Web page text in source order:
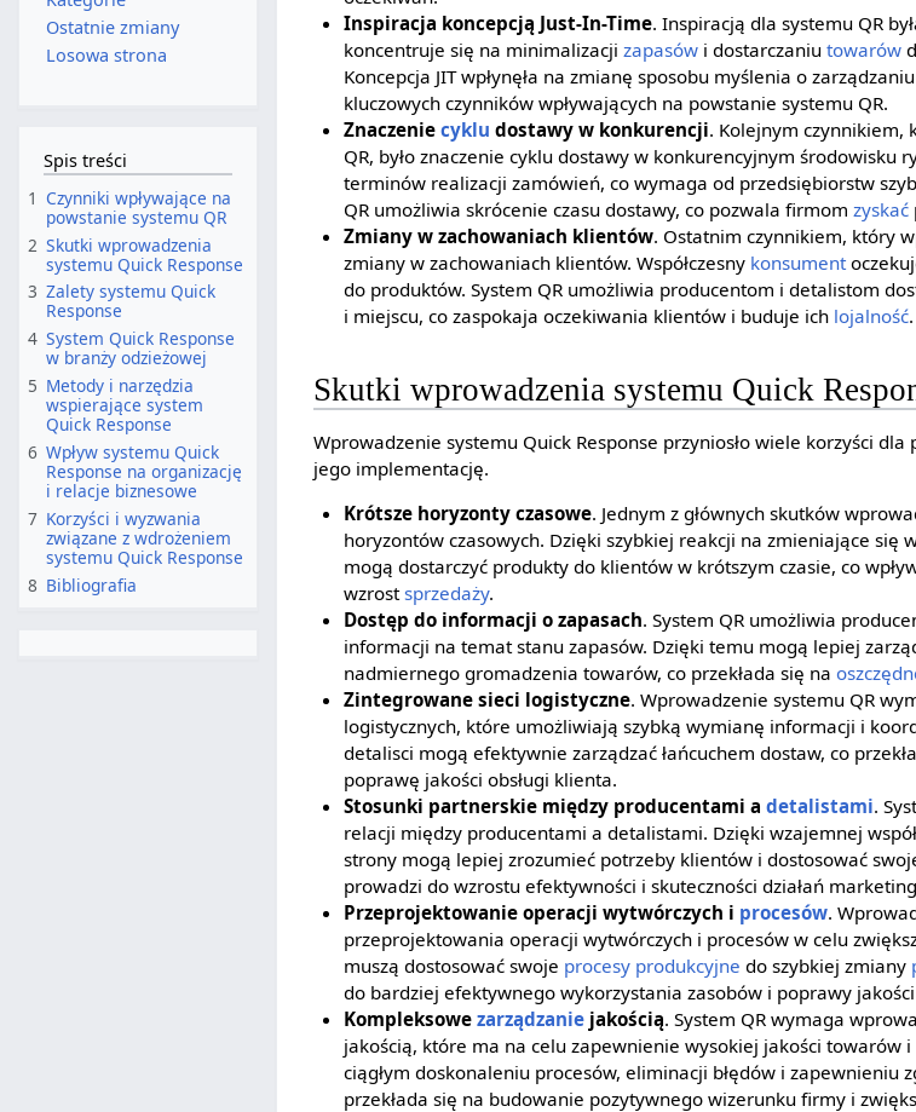
Inspiracja koncepcją Just-In-Time. Inspiracją dla systemu QR
koncentruje się na minimalizacji zapasówi dostarczaniu towarów
Koncepcja JIT wpłynęła na zmianę sposobu myślenia o
kluczowych czynników wpływających na powstanie systemu QR.
Znaczenie cyklu dostawy w konkurencji. Kolejnym czynnikiem,
QR, było znaczenie cyklu dostawy w konkurencyjnym środowisku
terminów realizacji zamówień, co wymaga od przedsiębiorstw
QR umożliwia skrócenie czasu dostawy, co pozwala firmom zyskać
Zmiany w zachowaniach klientów. Ostatnim czynnikiem, który
zmiany w zachowaniach klientów. Współczesny konsument
do produktów. System QR umożliwia producentom i detalistom
i miejscu, co zaspokaja oczekiwania klientów i buduje ich lojalność.
Skutki wprowadzenia systemu Quick
Wprowadzenie systemu Quick Response przyniosło wiele korzyści
jego implementację.
Krótsze horyzonty czasowe. Jednym z głównych skutków
horyzontów czasowych. Dzięki szybkiej reakcji na zmieniające się
mogą dostarczyć produkty do klientów w krótszym czasie, co
wzrostsprzedaży.
Dostęp do informacji o zapasach. System QR umożliwia
informacji na temat stanu zapasów. Dzięki temu mogą lepiej
nadmiernego gromadzenia towarów, co przekłada się na
Zintegrowane sieci logistyczne. Wprowadzenie systemu QR
logistycznych, które umożliwiają szybką wymianę informacji i
detalisci mogą efektywnie zarządzać łańcuchem dostaw, co
poprawę jakości obsługi klienta.
Stosunki partnerskie między producentami a detalistami.
relacji między producentami a detalistami. Dzięki wzajemnej
strony mogą lepiej zrozumieć potrzeby klientów i dostosować
prowadzi do wzrostu efektywności i skuteczności działań
Przeprojektowanie operacji wytwórczych i procesów.
przeprojektowania operacji wytwórczych i procesów w celu
muszą dostosować swoje procesy produkcyjne do szybkiej zmiany
do bardziej efektywnego wykorzystania zasobów i poprawy
Kompleksowe zarządzaniejakością. System QR wymaga
jakością, które ma na celu zapewnienie wysokiej jakości towarów i
ciągłym doskonaleniu procesów, eliminacji błędów i zapewnieniu
przekłada się na budowanie pozytywnego wizerunku firmy i
Ostatnie zmiany
Losowa strona
Spis treści
1 Czynniki wpływające na
powstanie systemu QR
2 Skutki wprowadzenia
systemu Quick Response
3 Zalety systemu Quick
Response
4 System Quick Response
w branży odzieżowej
5 Metody i narzędzia
wspierające system
Quick Response
6 Wpływ systemu Quick
Response na organizację
i relacje biznesowe
7 Korzyści i wyzwania
związane z wdrożeniem
systemu Quick Response
8 Bibliografia